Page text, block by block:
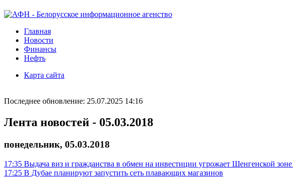
Главная
Новости
Финансы
Нефть
Карта сайта
Последнее обновление: 25.07.2025 14:16
Лента новостей - 05.03.2018
понедельник, 05.03.2018
17:35 Выдача виз и гражданства в обмен на инвестиции угрожает Шенгенской
17:25 В Дубае планируют запустить сеть плавающих магазинов